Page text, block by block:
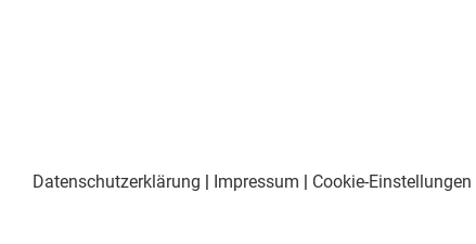
Datenschutzerklärung | Impressum | Cookie-Einstellungen